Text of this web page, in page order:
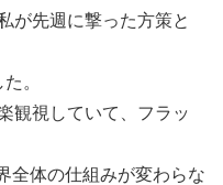
が先週に撃った方策と
。
観視していて、フラッ
全体の仕組みが変わらな